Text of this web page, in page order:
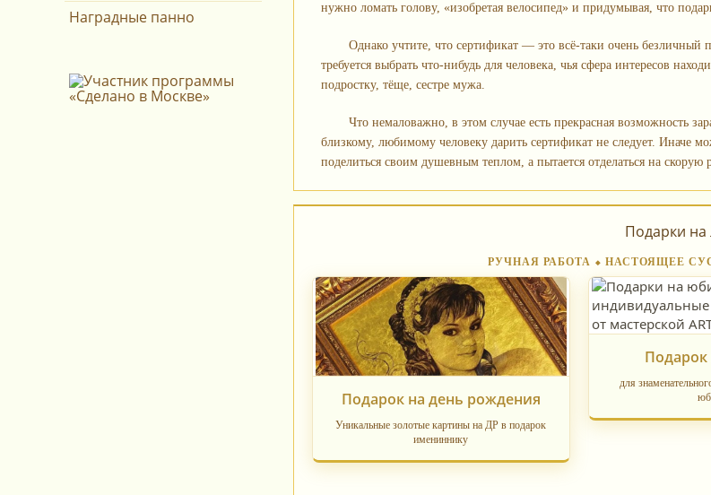
Наградные панно
нужно ломать голову, «изобретая велосипед» и придумывая, что
Однако учтите, что сертификат — это всё‑таки очень
требуется выбрать что‑нибудь для человека, чья сфера интересов
подростку, тёще, сестре мужа.
Что немаловажно, в этом случае есть прекрасная возможность
близкому, любимому человеку дарить сертификат не следует. Иначе
поделиться своим душевным теплом, а пытается отделаться на скорую
Подарки
РУЧНАЯ РАБОТА ⬥ НАСТОЯЩЕЕ
Подарок на день рождения
Уникальные золотые картины на ДР в подарок
имениннику
для